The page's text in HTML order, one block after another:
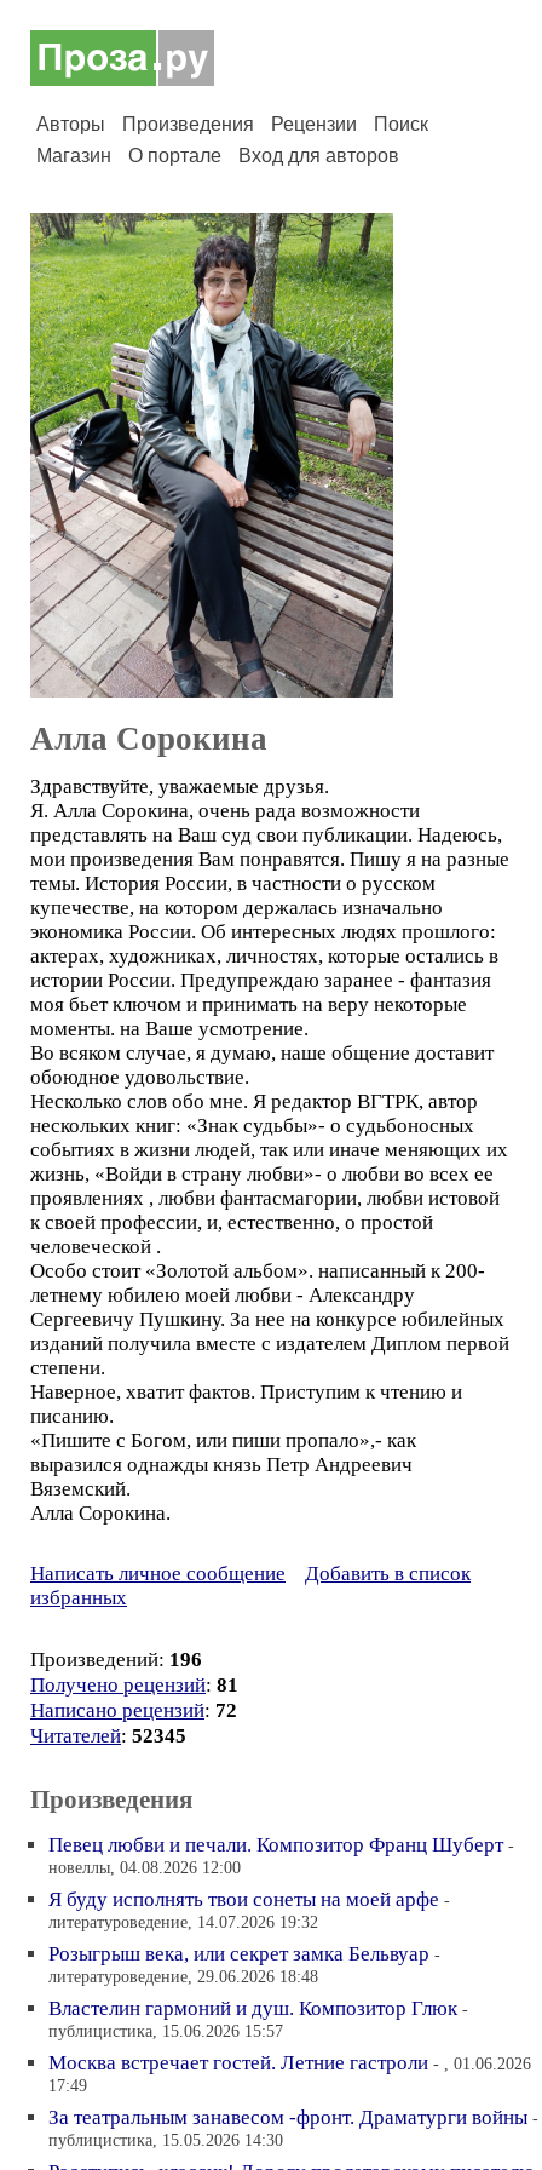
Авторы Произведения Рецензии
Поиск
Магазин
О портале Вход для авторов
Алла Сорокина
Здравствуйте, уважаемые друзья.
Я. Алла Сорокина, очень рада возможности
представлять на Ваш суд свои публикации. Надеюсь,
мои произведения Вам понравятся. Пишу я на разные
темы. История России, в частности о русском
купечестве, на котором держалась изначально
экономика России. Об интересных людях прошлого:
актерах, художниках, личностях, которые остались в
истории России. Предупреждаю заранее - фантазия
моя бьет ключом и принимать на веру некоторые
моменты. на Ваше усмотрение.
Во всяком случае, я думаю, наше общение доставит
обоюдное удовольствие.
Несколько слов обо мне. Я редактор ВГТРК, автор
нескольких книг: «Знак судьбы»- о судьбоносных
событиях в жизни людей, так или иначе меняющих их
жизнь, «Войди в страну любви»- о любви во всех ее
проявлениях , любви фантасмагории, любви истовой
к своей профессии, и, естественно, о простой
человеческой .
Особо стоит «Золотой альбом». написанный к 200-
летнему юбилею моей любви - Александру
Сергеевичу Пушкину. За нее на конкурсе юбилейных
изданий получила вместе с издателем Диплом первой
степени.
Наверное, хватит фактов. Приступим к чтению и
писанию.
«Пишите с Богом, или пиши пропало»,- как
выразился однажды князь Петр Андреевич
Вяземский.
Алла Сорокина.
Написать личное сообщение
Добавить в список
избранных
Произведений: 196
Получено рецензий: 81
Написано рецензий: 72
Читателей: 52345
Произведения
Певец любви и печали. Композитор Франц Шуберт -
новеллы, 04.08.2026 12:00
Я буду исполнять твои сонеты на моей арфе -
литературоведение, 14.07.2026 19:32
Розыгрыш века, или секрет замка Бельвуар -
литературоведение, 29.06.2026 18:48
Властелин гармоний и душ. Композитор Глюк -
публицистика, 15.06.2026 15:57
Москва встречает гостей. Летние гастроли - , 01.06.2026
17:49
За театральным занавесом -фронт. Драматурги войны -
публицистика, 15.05.2026 14:30